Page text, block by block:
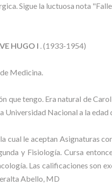
Sigue la luctuosa nota
HUGO I . (1933-1954)
Medicina.
que tengo. Era natural de
Universidad Nacional a la
cual le aceptan Asignaturas
y Fisiología. Cursa
Las calificaciones son
Abello, MD